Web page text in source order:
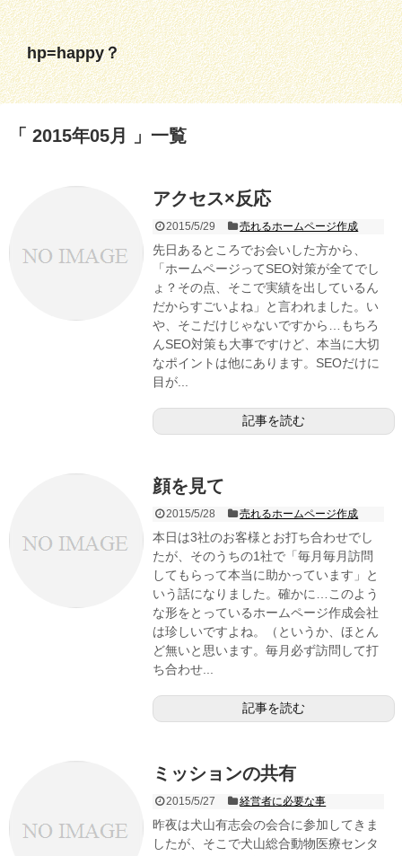
hp=happy？
2015年05月 一覧
アクセス×反応
2015/5/29 売れるホームページ作成
先日あるところでお会いした方から、
「ホームページってSEO対策が全てでし
ょ？その点、そこで実績を出しているん
だからすごいよね」と言われました。い
や、そこだけじゃないですから…もちろ
んSEO対策も大事ですけど、本当に大切
なポイントは他にあります。SEOだけに
目が...
記事を読む
顔を見て
2015/5/28 売れるホームページ作成
本日は3社のお客様とお打ち合わせでし
たが、そのうちの1社で「毎月毎月訪問
してもらって本当に助かっています」と
いう話になりました。確かに…このよう
な形をとっているホームページ作成会社
は珍しいですよね。（というか、ほとん
ど無いと思います。毎月必ず訪問して打
ち合わせ...
記事を読む
ミッションの共有
2015/5/27 経営者に必要な事
昨夜は犬山有志会の会合に参加してきま
したが、そこで犬山総合動物医療センタ